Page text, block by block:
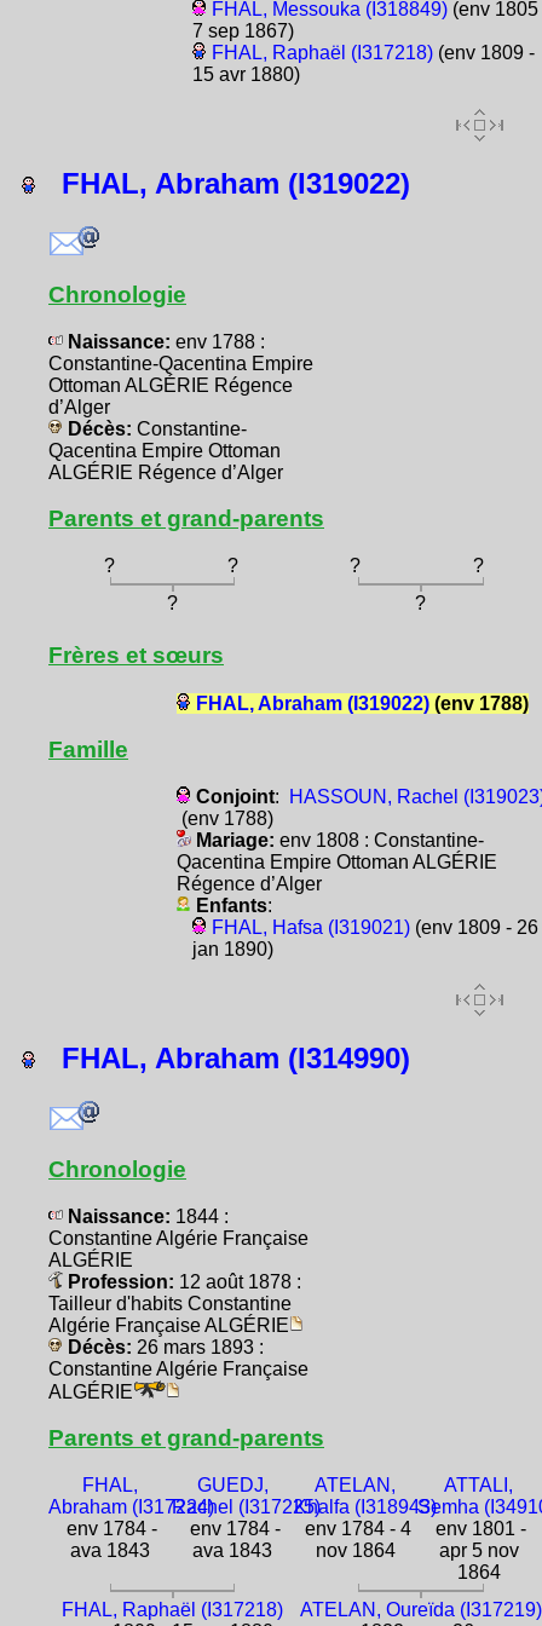
FHAL, Messouka (I318849)(env 1805
7 sep 1867)
FHAL, Raphaël (I317218)(env 1809 -
15 avr 1880)
FHAL, Abraham (I319022)
Chronologie
Naissance: env 1788 :
Constantine-Qacentina Empire
Ottoman ALGÉRIE Régence
d’Alger
Décès: Constantine-
Qacentina Empire Ottoman
ALGÉRIE Régence d’Alger
Parents et grand-parents
? ? ?
?
?
?
Frères et sœurs
FHAL, Abraham (I319022)(env 1788)
Famille
Conjoint:
HASSOUN, Rachel
(env 1788)
Mariage: env 1808 : Constantine-
Qacentina Empire Ottoman ALGÉRIE
Régence d’Alger
Enfants:
FHAL, Hafsa (I319021)(env 1809 - 26
jan 1890)
FHAL, Abraham (I314990)
Chronologie
Naissance: 1844 :
Constantine Algérie Française
ALGÉRIE
Profession: 12 août 1878 :
Tailleur d'habits Constantine
Algérie Française ALGÉRIE
Décès: 26 mars 1893 :
Constantine Algérie Française
ALGÉRIE
Parents et grand-parents
FHAL,
Abraham (I317224)
env 1784 -
ava 1843
GUEDJ,
Rachel (I317225)
env 1784 -
ava 1843
ATELAN,
Khalfa (I318943)
env 1784 - 4
nov 1864
ATTALI,
Semha
env 1801 -
apr 5 nov
1864
FHAL, Raphaël (I317218)
ATELAN, Oureïda (I317219)